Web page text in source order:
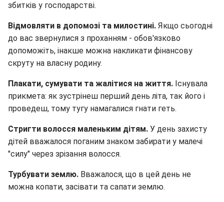
збитків у господарстві.
Відмовляти в допомозі та милостині. Якщо сьогодні
до вас звернулися з проханням - обов'язково
допоможіть, інакше можна накликати фінансову
скруту на власну родину.
Плакати, сумувати та жалітися на життя. Існувала
прикмета: як зустрінеш перший день літа, так його і
проведеш, тому тугу намагалися гнати геть.
Стригти волосся маленьким дітям. У день захисту
дітей вважалося поганим знаком забирати у малечі
"силу" через зрізання волосся.
Турбувати землю. Вважалося, що в цей день не
можна копати, засівати та сапати землю.